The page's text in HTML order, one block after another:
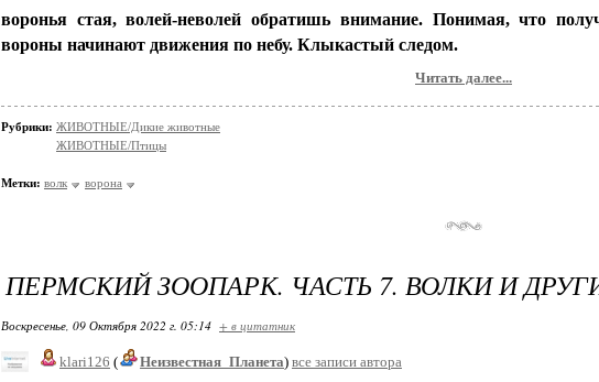
воронья стая, волей-неволей обратишь внимание. Понимая, что
вороны начинают движения по небу. Клыкастый следом.
Читать далее...
Рубрики: ЖИВОТНЫЕ/Дикие животные
ЖИВОТНЫЕ/Птицы
Метки: волк ворона
ПЕРМСКИЙ ЗООПАРК. ЧАСТЬ 7. ВОЛКИ И
Воскресенье, 09 Октября 2022 г. 05:14 + в цитатник
klari126 ( Неизвестная_Планета) все записи автора